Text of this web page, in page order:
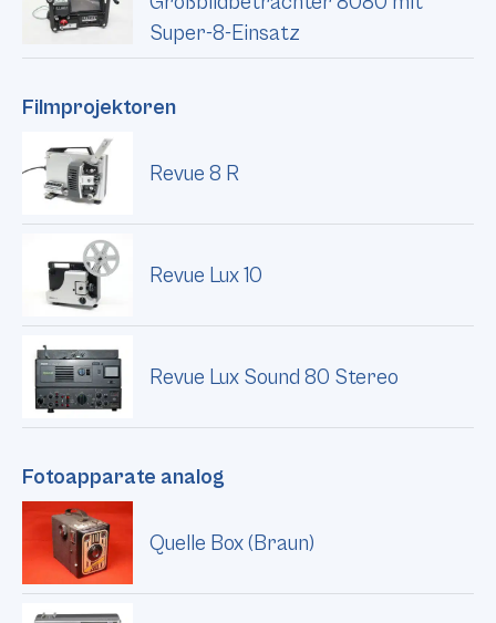
Super-8-Einsatz
Filmprojektoren
Revue 8 R
Revue Lux 10
Revue Lux Sound 80 Stereo
Fotoapparate analog
Quelle Box (Braun)